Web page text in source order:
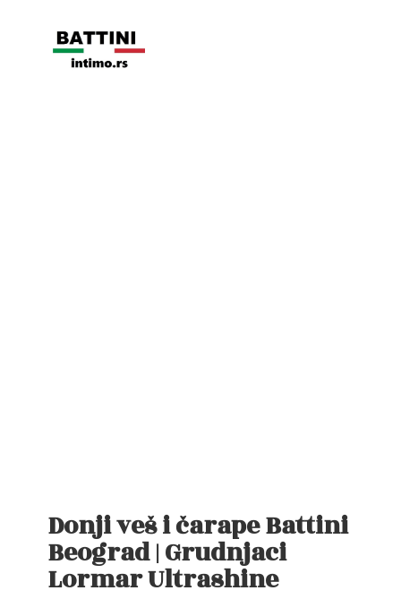
Donji veš i čarape Battini
Beograd | Grudnjaci
Lormar Ultrashine